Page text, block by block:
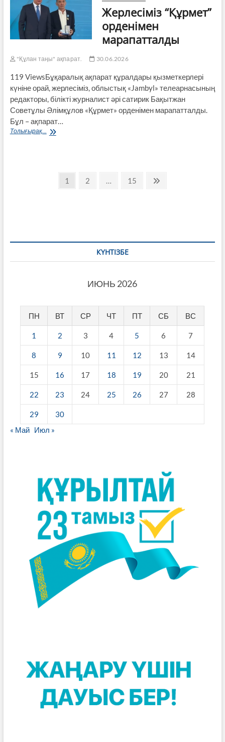
ШЫҚТЫМ»
Жерлесіміз “Құрмет”
орденімен
марапатталды
"Құлан таңы" ақпарат. 30.06.2026
119 ViewsБұқаралық ақпарат құралдары қызметкерлері
күніне орай, жерлесіміз, облыстық «Jambyl» телеарнасының
редакторы, білікті журналист әрі сатирик Бақытжан
Советұлы Әлімқұлов «Құрмет» орденімен марапатталды.
Бұл – ақпарат…
Толығырақ... Жерлесіміз
ПагинацияPage
1 Page
2 … Page
15
Next
КҮНТІЗБЕ
ИЮНЬ 2026
ПН ВТ СР ЧТ ПТ СБ ВС
1 2 3 4 5 6 7
8 9 10 11 12 13 14
15 16 17 18 19 20 21
22 23 24 25 26 27 28
29
30
« Май Июл »